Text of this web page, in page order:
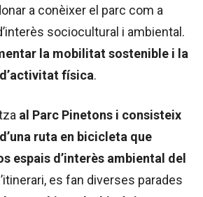
a conèixer el parc com a
sociocultural i ambiental.
la mobilitat sostenible i la
física.
al Parc Pinetons i consisteix
ruta en bicicleta que
espais d’interès ambiental del
es fan diverses parades